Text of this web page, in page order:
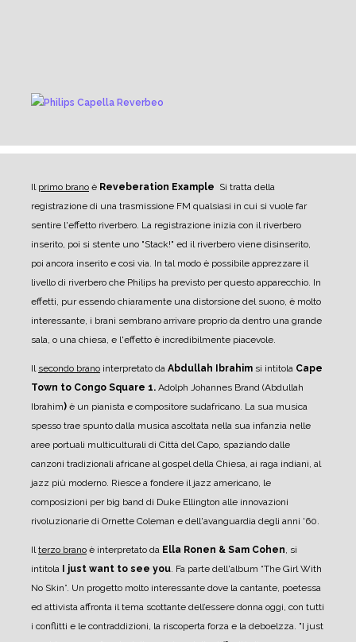
Il primo brano è Reveberation Example Si tratta della
registrazione di una trasmissione FM qualsiasi in cui si vuole far
sentire l'effetto riverbero. La registrazione inizia con il riverbero
inserito, poi si stente uno "Stack!" ed il riverbero viene disinserito,
poi ancora inserito e così via. In tal modo è possibile apprezzare il
livello di riverbero che Philips ha previsto per questo apparecchio. In
effetti, pur essendo chiaramente una distorsione del suono, è molto
interessante, i brani sembrano arrivare proprio da dentro una grande
sala, o una chiesa, e l'effetto è incredibilmente piacevole.
Il secondo brano interpretato da Abdullah Ibrahim si intitola Cape
Town to Congo Square 1. Adolph Johannes Brand (Abdullah
Ibrahim) è un pianista e compositore sudafricano. La sua musica
spesso trae spunto dalla musica ascoltata nella sua infanzia nelle
aree portuali multiculturali di Città del Capo, spaziando dalle
canzoni tradizionali africane al gospel della Chiesa, ai raga indiani, al
jazz più moderno. Riesce a fondere il jazz americano, le
composizioni per big band di Duke Ellington alle innovazioni
rivoluzionarie di Ornette Coleman e dell'avanguardia degli anni '60.
Ilterzo brano è interpretato da Ella Ronen & Sam Cohen, si
intitola
I just want to see you. Fa parte dell'album “The Girl With
No Skin”. Un progetto molto interessante dove la cantante, poetessa
ed attivista affronta il tema scottante dell’essere donna oggi, con tutti
i conflitti e le contraddizioni, la riscoperta forza e la deboelzza. "I just